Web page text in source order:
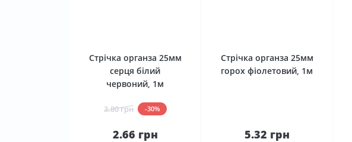
Стрічка органза 25мм
серця білий
червоний, 1м
3.80 грн -30%
2.66 грн
Стрічка органза 25мм
горох фіолетовий, 1м
5.32 грн